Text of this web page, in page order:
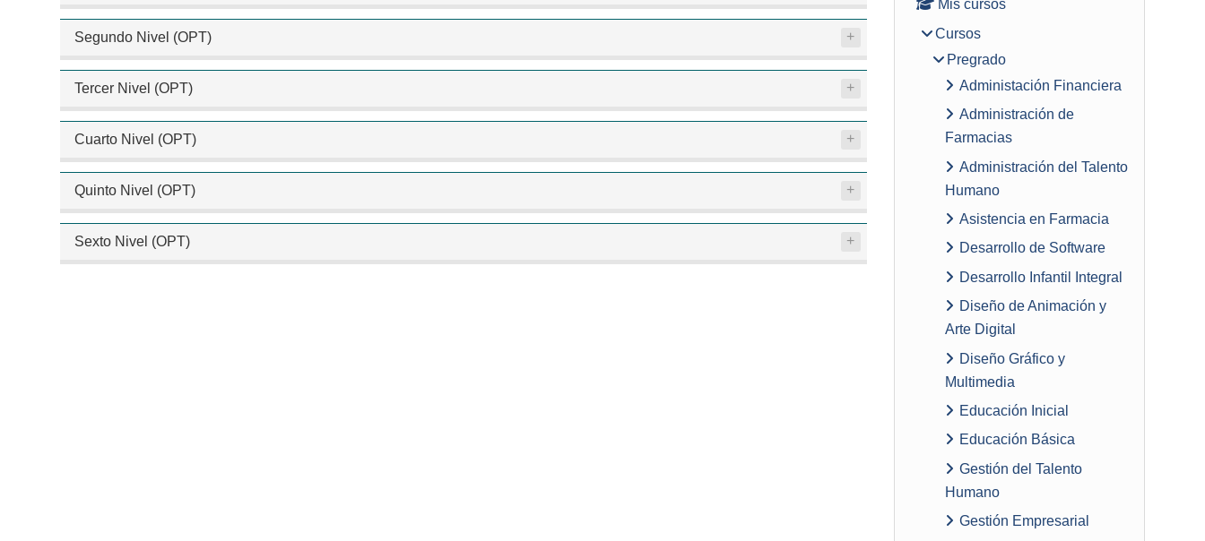
Segundo Nivel (OPT)
Tercer Nivel (OPT)
Cuarto Nivel (OPT)
Quinto Nivel (OPT)
Sexto Nivel (OPT)
Mis cursos
Cursos
Pregrado
Administación Financiera
Administración de
Farmacias
Administración del Talento
Humano
Asistencia en Farmacia
Desarrollo de Software
Desarrollo Infantil Integral
Diseño de Animación y
Arte Digital
Diseño Gráfico y
Multimedia
Educación Inicial
Educación Básica
Gestión del Talento
Humano
Gestión Empresarial